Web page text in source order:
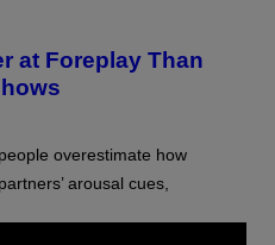
at Foreplay Than
overestimate how
arousal cues,